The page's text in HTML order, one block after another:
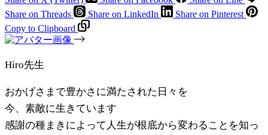
Share on Threads
Share on LinkedIn
Share on Pinterest
Copy to Clipboard
Hiro先生
おかげさまで豊かさに満たされた日々を
今、素敵に生きています
感謝の種まきによって人生が根底から変わることを知っ